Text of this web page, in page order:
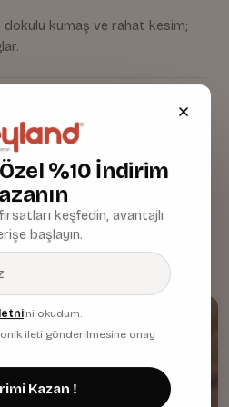
dokulu kumaş ve rahat kesim;
%10 İndirim
keşfedin, avantajlı
başlayın.
'ni okudum.
ileti gönderilmesine onay
Kazan !